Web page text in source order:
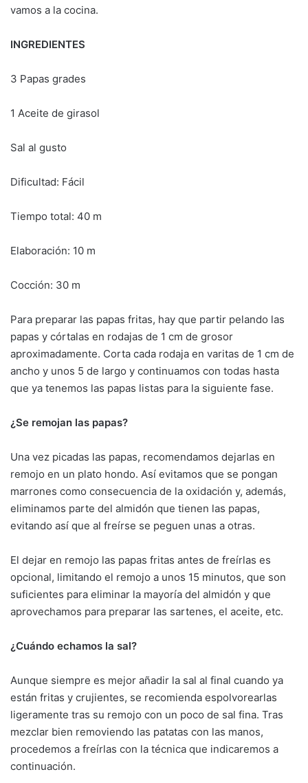
vamos a la cocina.
INGREDIENTES
3 Papas grades
1 Aceite de girasol
Sal al gusto
Dificultad: Fácil
Tiempo total: 40 m
Elaboración: 10 m
Cocción: 30 m
Para preparar las papas fritas, hay que partir pelando las
papas y córtalas en rodajas de 1 cm de grosor
aproximadamente. Corta cada rodaja en varitas de 1 cm de
ancho y unos 5 de largo y continuamos con todas hasta
que ya tenemos las papas listas para la siguiente fase.
¿Se remojan las papas?
Una vez picadas las papas, recomendamos dejarlas en
remojo en un plato hondo. Así evitamos que se pongan
marrones como consecuencia de la oxidación y, además,
eliminamos parte del almidón que tienen las papas,
evitando así que al freírse se peguen unas a otras.
El dejar en remojo las papas fritas antes de freírlas es
opcional, limitando el remojo a unos 15 minutos, que son
suficientes para eliminar la mayoría del almidón y que
aprovechamos para preparar las sartenes, el aceite, etc.
¿Cuándo echamos la sal?
Aunque siempre es mejor añadir la sal al final cuando ya
están fritas y crujientes, se recomienda espolvorearlas
ligeramente tras su remojo con un poco de sal fina. Tras
mezclar bien removiendo las patatas con las manos,
procedemos a freírlas con la técnica que indicaremos a
continuación.